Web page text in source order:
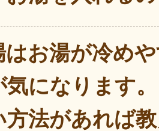
はお湯が冷め
気になります。
方法があれば